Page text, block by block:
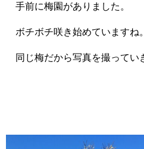
手前に梅園がありました。
ボチボチ咲き始めていますね。
同じ梅だから写真を撮ってい